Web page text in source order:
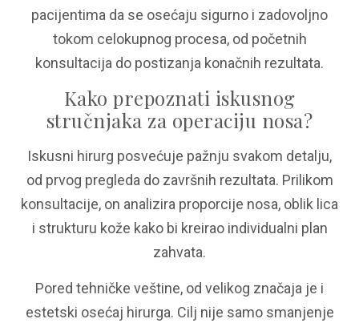
pacijentima da se osećaju sigurno i zadovoljno
tokom celokupnog procesa, od početnih
konsultacija do postizanja konačnih rezultata.
Kako prepoznati iskusnog
stručnjaka za operaciju nosa?
Iskusni hirurg posvećuje pažnju svakom detalju,
od prvog pregleda do završnih rezultata. Prilikom
konsultacije, on analizira proporcije nosa, oblik lica
i strukturu kože kako bi kreirao individualni plan
zahvata.
Pored tehničke veštine, od velikog značaja je i
estetski osećaj hirurga. Cilj nije samo smanjenje